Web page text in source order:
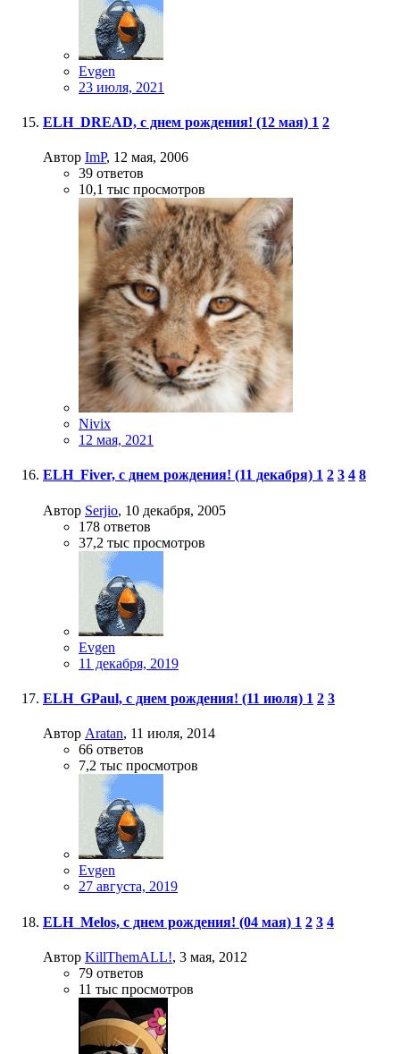
Evgen
23 июля, 2021
ELH_DREAD, с днем рождения! (12 мая) 1 2
Автор ImP, 12 мая, 2006
39 ответов
10,1 тыс просмотров
Nivix
12 мая, 2021
ELH_Fiver, с днем рождения! (11 декабря) 1 2 3 4 8
Автор Serjio, 10 декабря, 2005
178 ответов
37,2 тыс просмотров
Evgen
11 декабря, 2019
ELH_GPaul, с днем рождения! (11 июля) 1 2 3
Автор Aratan, 11 июля, 2014
66 ответов
7,2 тыс просмотров
Evgen
27 августа, 2019
ELH_Melos, с днем рождения! (04 мая) 1 2 3 4
Автор KillThemALL!, 3 мая, 2012
79 ответов
11 тыс просмотров